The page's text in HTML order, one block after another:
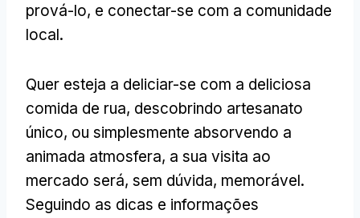
prová-lo, e conectar-se com a comunidade
local.
Quer esteja a deliciar-se com a deliciosa
comida de rua, descobrindo artesanato
único, ou simplesmente absorvendo a
animada atmosfera, a sua visita ao
mercado será, sem dúvida, memorável.
Seguindo as dicas e informações